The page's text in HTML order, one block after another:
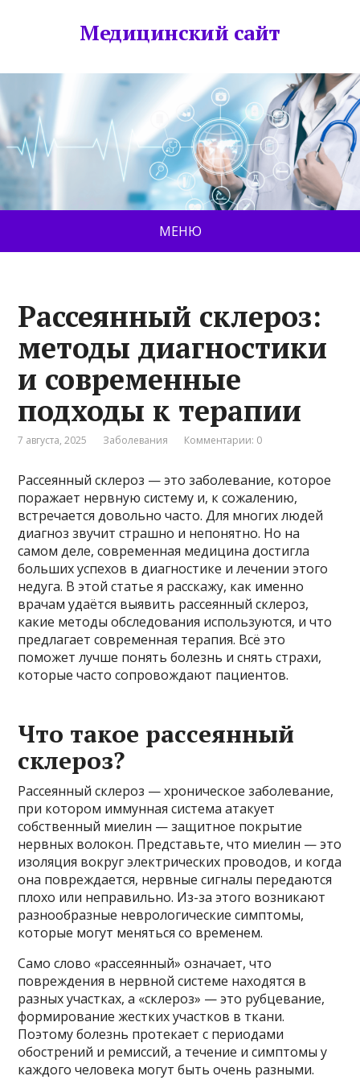
Медицинский сайт
МЕНЮ
Рассеянный склероз:
методы диагностики
и современные
подходы к терапии
7 августа, 2025 Заболевания Комментарии: 0
Рассеянный склероз — это заболевание, которое
поражает нервную систему и, к сожалению,
встречается довольно часто. Для многих людей
диагноз звучит страшно и непонятно. Но на
самом деле, современная медицина достигла
больших успехов в диагностике и лечении этого
недуга. В этой статье я расскажу, как именно
врачам удаётся выявить рассеянный склероз,
какие методы обследования используются, и что
предлагает современная терапия. Всё это
поможет лучше понять болезнь и снять страхи,
которые часто сопровождают пациентов.
Что такое рассеянный
склероз?
Рассеянный склероз — хроническое заболевание,
при котором иммунная система атакует
собственный миелин — защитное покрытие
нервных волокон. Представьте, что миелин — это
изоляция вокруг электрических проводов, и когда
она повреждается, нервные сигналы передаются
плохо или неправильно. Из-за этого возникают
разнообразные неврологические симптомы,
которые могут меняться со временем.
Само слово «рассеянный» означает, что
повреждения в нервной системе находятся в
разных участках, а «склероз» — это рубцевание,
формирование жестких участков в ткани.
Поэтому болезнь протекает с периодами
обострений и ремиссий, а течение и симптомы у
каждого человека могут быть очень разными.